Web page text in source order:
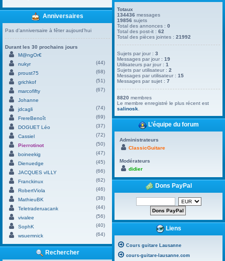
Anniversaires
Pas d’anniversaire à fêter aujourd’hui
Durant les 30 prochains jours
M@ngOr€
nukyr
(44)
proust75
(68)
grichkof
(51)
marcofifty
(67)
Johanne
jdcagli
(74)
FrereBenoît
(69)
DOGUET Léo
(37)
Cassiel
(72)
Pierrotinot
(50)
boineekig
(47)
Dienuedge
(45)
JACQUES vILLY
(66)
Franckinux
(62)
RobertViola
(46)
MathieuBK
(38)
Teletraderuacank
(44)
vivalee
(56)
SophK
(40)
wsuemnick
(64)
Rechercher
Totaux
134436 messages
19856 sujets
Total des annonces :0
Total des post-it :62
Total des pièces jointes :21992
Sujets par jour :3
Messages par jour :19
Utilisateurs par jour :1
Sujets par utilisateur :2
Messages par utilisateur :15
Messages par sujet :7
8820 membres
Le membre enregistré le plus récent est
salinosk
L’équipe du forum
Administrateurs
ClassicGuitare
Modérateurs
didier
Dons PayPal
Liens
Cours guitare Lausanne
cours-guitare-lausanne.com